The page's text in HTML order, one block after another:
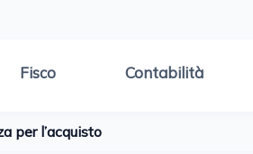
Fisco Contabilità
per l’acquisto